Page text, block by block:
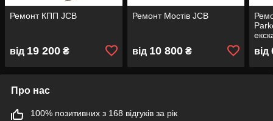
Ремонт КПП JCB
від 19 200 ₴
Ремонт Мостів JCB
від 10 800₴ від
Про нас
100% позитивних з 168 відгуків за рік